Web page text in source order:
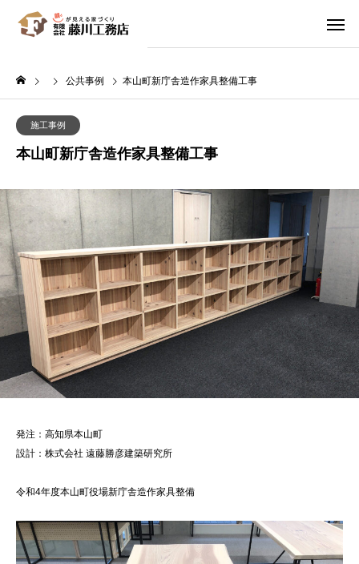
公共事例 本山町新庁舎造作家具整備工事
施工事例
本山町新庁舎造作家具整備工事
発注：高知県本山町
設計：株式会社 遠藤勝彦建築研究所
令和4年度本山町役場新庁舎造作家具整備